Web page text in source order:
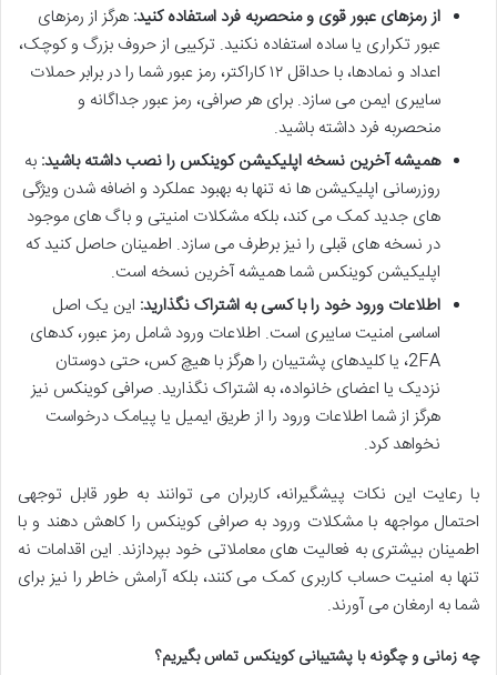
از رمزهای عبور قوی و منحصربه فرد استفاده کنید: هرگز از رمزهای
عبور تکراری یا ساده استفاده نکنید. ترکیبی از حروف بزرگ و کوچک،
اعداد و نمادها، با حداقل ۱۲ کاراکتر، رمز عبور شما را در برابر حملات
سایبری ایمن می سازد. برای هر صرافی، رمز عبور جداگانه و
منحصربه فرد داشته باشید.
همیشه آخرین نسخه اپلیکیشن کوینکس را نصب داشته باشید: به
روزرسانی اپلیکیشن ها نه تنها به بهبود عملکرد و اضافه شدن ویژگی
های جدید کمک می کند، بلکه مشکلات امنیتی و باگ های موجود
در نسخه های قبلی را نیز برطرف می سازد. اطمینان حاصل کنید که
اپلیکیشن کوینکس شما همیشه آخرین نسخه است.
اطلاعات ورود خود را با کسی به اشتراک نگذارید: این یک اصل
اساسی امنیت سایبری است. اطلاعات ورود شامل رمز عبور، کدهای
2FA، یا کلیدهای پشتیبان را هرگز با هیچ کس، حتی دوستان
نزدیک یا اعضای خانواده، به اشتراک نگذارید. صرافی کوینکس نیز
هرگز از شما اطلاعات ورود را از طریق ایمیل یا پیامک درخواست
نخواهد کرد.
با رعایت این نکات پیشگیرانه، کاربران می توانند به طور قابل توجهی
احتمال مواجهه با مشکلات ورود به صرافی کوینکس را کاهش دهند و با
اطمینان بیشتری به فعالیت های معاملاتی خود بپردازند. این اقدامات نه
تنها به امنیت حساب کاربری کمک می کنند، بلکه آرامش خاطر را نیز برای
شما به ارمغان می آورند.
چه زمانی و چگونه با پشتیبانی کوینکس تماس بگیریم؟